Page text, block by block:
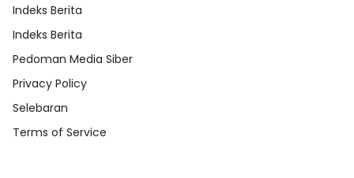
Indeks Berita
Indeks Berita
Pedoman Media Siber
Privacy Policy
Selebaran
Terms of Service